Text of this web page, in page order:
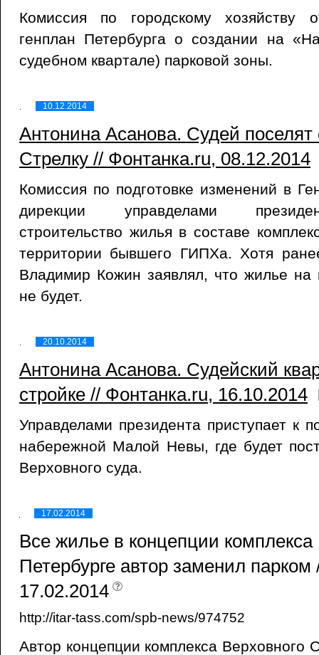
Комиссия по городскому хозяйству
генплан Петербурга о создании на
судебном квартале) парковой зоны.
10.12.2014
Антонина Асанова. Судей
Стрелку // Фонтанка.ru, 08.12.2014
Комиссия по подготовке изменений в
дирекции управделами
строительство жилья в составе
территории бывшего ГИПХа. Хотя
Владимир Кожин заявлял, что жилье на
не будет.
20.10.2014
Антонина Асанова. Судейский
стройке // Фонтанка.ru, 16.10.2014
Управделами президента приступает к
набережной Малой Невы, где будет
Верховного суда.
17.02.2014
Все жилье в концепции комплекса
Петербурге автор заменил
17.02.2014
http://itar-tass.com/spb-news/974752
Автор концепции комплекса Верховного